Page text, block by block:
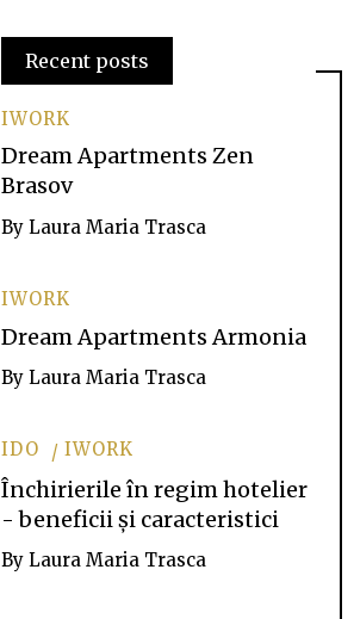
Recent posts
IWORK
Dream Apartments Zen
Brasov
By Laura Maria Trasca
IWORK
Dream Apartments Armonia
By Laura Maria Trasca
IDO IWORK
Închirierile în regim hotelier
- beneficii și caracteristici
By Laura Maria Trasca